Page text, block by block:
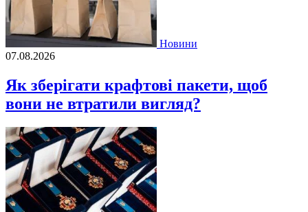
Новини
07.08.2026
Як зберігати крафтові пакети, щоб
вони не втратили вигляд?